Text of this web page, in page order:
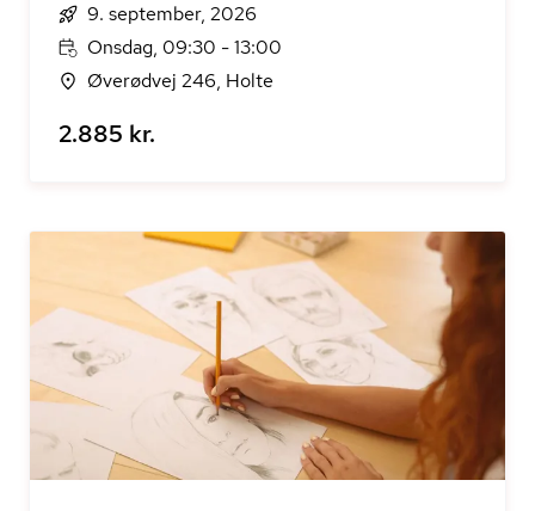
9. september, 2026
Onsdag, 09:30 - 13:00
Øverødvej 246, Holte
2.885 kr.